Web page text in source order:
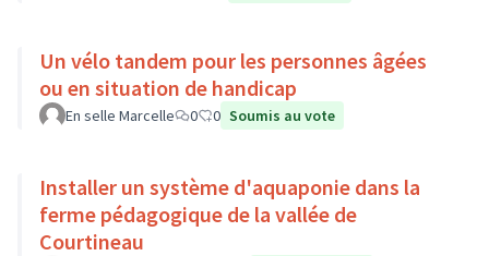
Un vélo tandem pour les personnes âgées
ou en situation de handicap
En selle Marcelle 0 0 Soumis au vote
Installer un système d'aquaponie dans la
ferme pédagogique de la vallée de
Courtineau